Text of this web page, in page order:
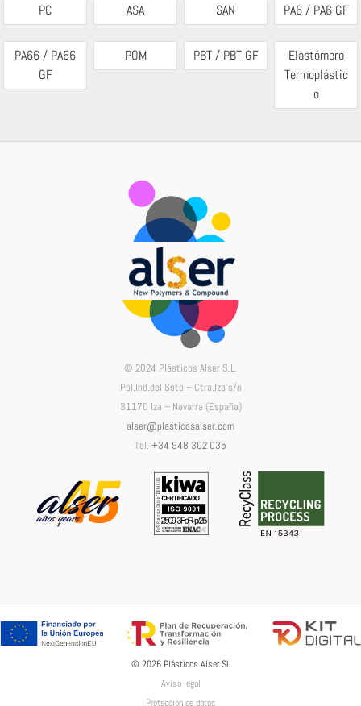
PC ASA SAN PA6 / PA6 GF
PA66 / PA66
GF
POM PBT / PBT GF
Elastómero
Termoplástic
o
© 2024 Plásticos Alser S.L.
Pol.Ind.del Soto – Ctra.Iza s/n
31170 Iza – Navarra (España)
alser@plasticosalser.com
Tel. +34 948 302 035
© 2026 Plásticos Alser SL
Aviso legal
Protección de datos